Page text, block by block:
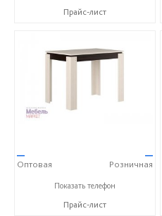
Прайс-лист
—
Оптовая
—
Розничная
+7 (4722) 40-24-31
Показать телефон
Прайс-лист